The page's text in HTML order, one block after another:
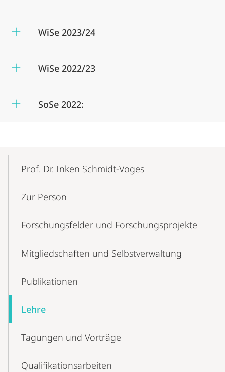
WiSe 2023/24
WiSe 2022/23
SoSe 2022:
NavigationProf. Dr. Inken Schmidt-Voges
Zur Person
Forschungsfelder und Forschungsprojekte
Mitgliedschaften und Selbstverwaltung
Publikationen
Lehre
Tagungen und Vorträge
Qualifikationsarbeiten